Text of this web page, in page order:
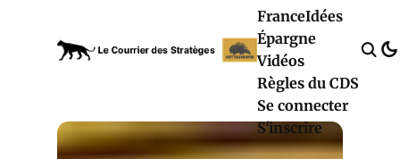
FranceIdées
Épargne
Vidéos
Règles du CDS
Se connecter
S'inscrire